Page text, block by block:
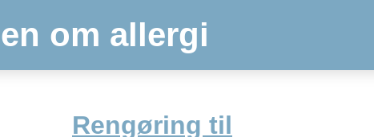
om allergi
Rengøring til